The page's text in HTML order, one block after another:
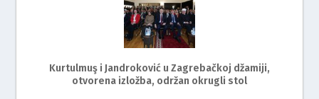
Kurtulmuş i Jandroković u Zagrebačkoj džamiji,
otvorena izložba, održan okrugli stol